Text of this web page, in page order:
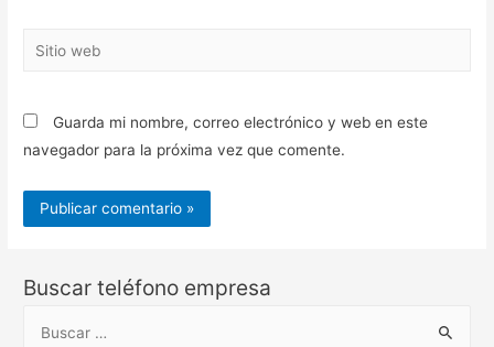
Sitio
Guarda mi nombre, correo electrónico y web en este
navegador para la próxima vez que comente.
Buscar teléfono empresa